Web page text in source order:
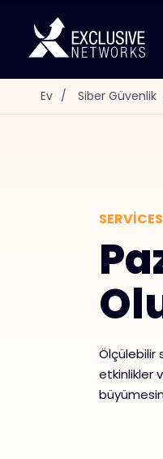
Ev / Siber Güvenlik
SERVICES
Ölçülebilir
etkinlikler